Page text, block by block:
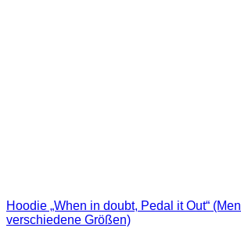
Hoodie „When in doubt, Pedal it Out“
verschiedene Größen)